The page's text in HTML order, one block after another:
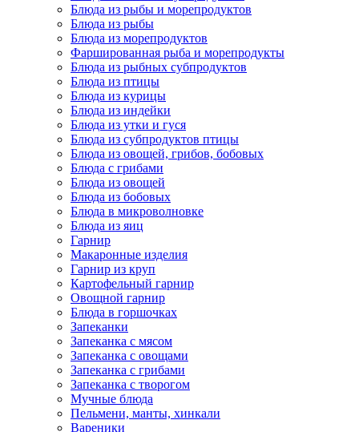
Блюда из рыбы и морепродуктов
Блюда из рыбы
Блюда из морепродуктов
Фаршированная рыба и морепродукты
Блюда из рыбных субпродуктов
Блюда из птицы
Блюда из курицы
Блюда из индейки
Блюда из утки и гуся
Блюда из субпродуктов птицы
Блюда из овощей, грибов, бобовых
Блюда с грибами
Блюда из овощей
Блюда из бобовых
Блюда в микроволновке
Блюда из яиц
Гарнир
Макаронные изделия
Гарнир из круп
Картофельный гарнир
Овощной гарнир
Блюда в горшочках
Запеканки
Запеканка с мясом
Запеканка с овощами
Запеканка с грибами
Запеканка с творогом
Мучные блюда
Пельмени, манты, хинкали
Вареники